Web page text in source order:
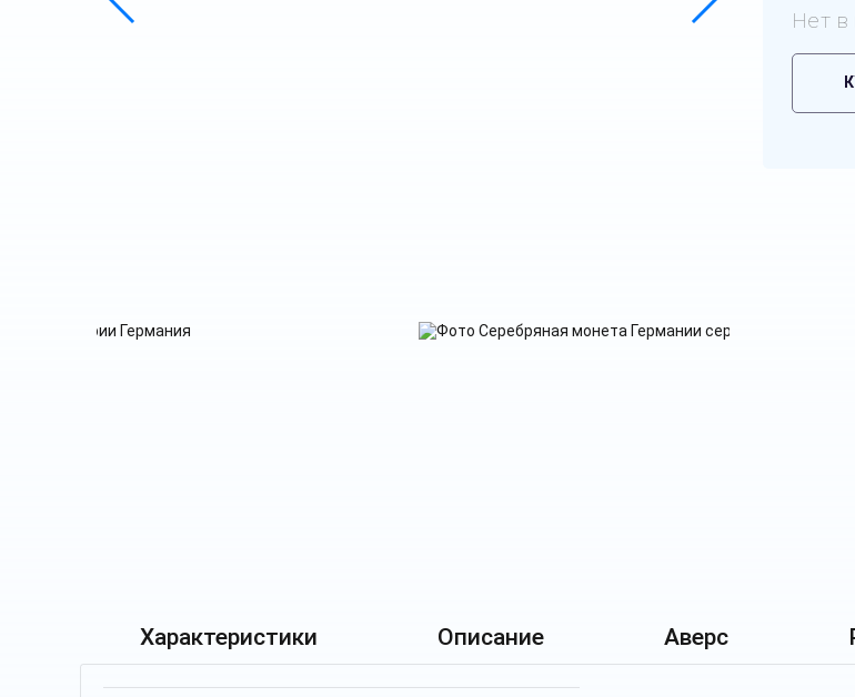
Нет в
Характеристики Описание Аверс